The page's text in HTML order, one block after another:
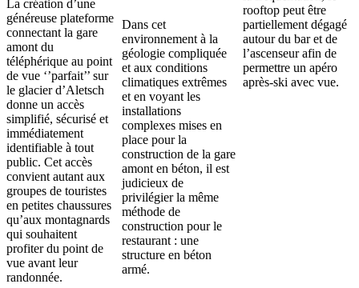
La création d’une
généreuse plateforme
connectant la gare
amont du
téléphérique au point
de vue ‘’parfait’’ sur
le glacier d’Aletsch
donne un accès
simplifié, sécurisé et
immédiatement
identifiable à tout
public. Cet accès
convient autant aux
groupes de touristes
en petites chaussures
qu’aux montagnards
qui souhaitent
profiter du point de
vue avant leur
randonnée.
Dans cet
environnement à la
géologie compliquée
et aux conditions
climatiques extrêmes
et en voyant les
installations
complexes mises en
place pour la
construction de la gare
amont en béton, il est
judicieux de
privilégier la même
méthode de
construction pour le
restaurant : une
structure en béton
armé.
rooftop peut être
partiellement dégagé
autour du bar et de
l’ascenseur afin de
permettre un apéro
après-ski avec vue.